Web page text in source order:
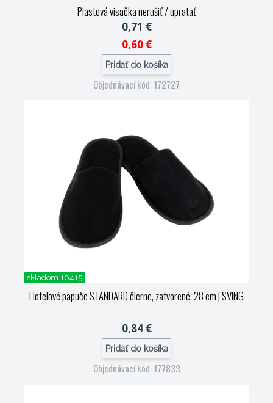
Plastová visačka nerušiť / upratať
0,71 €
0,60 €
Pridať do košíka
Objednávací kód: 172727
skladom 10415
Hotelové papuče STANDARD čierne, zatvorené, 28 cm| SVING
0,84 €
Pridať do košíka
Objednávací kód: 177833